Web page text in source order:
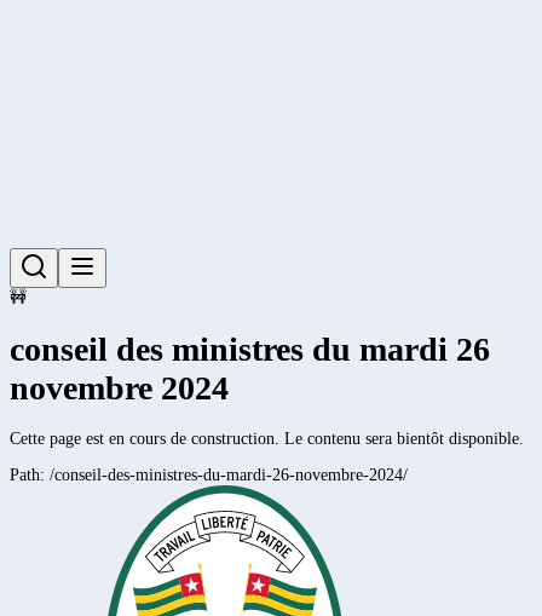
🚧
conseil des ministres du mardi 26
novembre 2024
Cette page est en cours de construction. Le contenu sera bientôt disponible.
Path: /conseil-des-ministres-du-mardi-26-novembre-2024/